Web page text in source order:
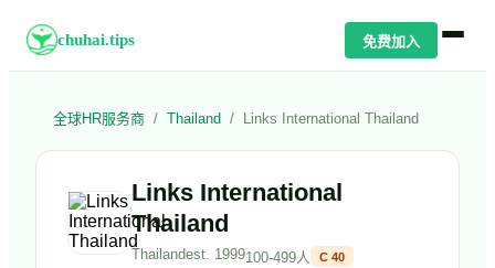
chuhai.tips 免费加入
全球HR服务商 / Thailand / Links International Thailand
Links International
Thailand
Thailandest. 1999100-499人 C 40